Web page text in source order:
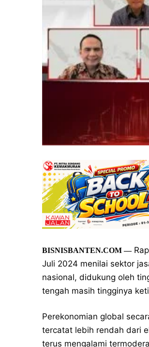
BISNISBANTEN.COM—
Juli 2024 menilai sektor
nasional, didukung oleh
tengah masih tingginya
Perekonomian global
tercatat lebih rendah dari
terus mengalami